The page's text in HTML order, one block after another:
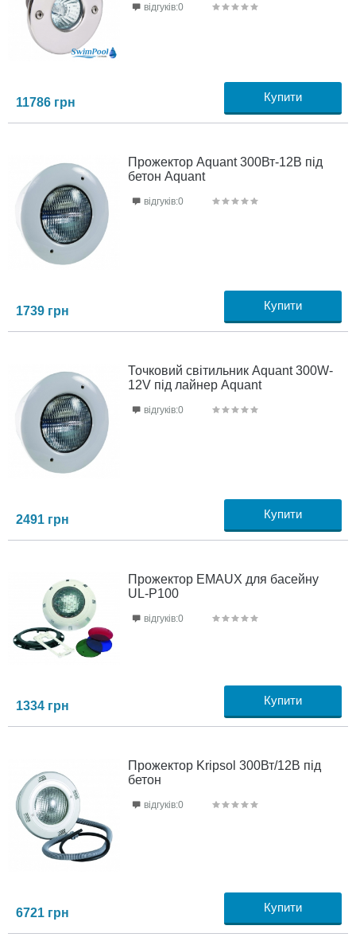
11786 грн Купити
відгуків:0
Прожектор Aquant 300Вт-12В під
бетон Aquant
1739 грн Купити
відгуків:0
Точковий світильник Aquant 300W-
12V під лайнер Aquant
2491 грн Купити
відгуків:0
Прожектор EMAUX для басейну
UL-P100
1334 грн Купити
відгуків:0
Прожектор Kripsol 300Вт/12В під
бетон
6721 грн Купити
відгуків:0